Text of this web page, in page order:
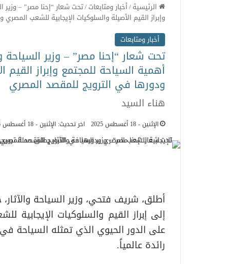
الرئيسية/أخبار ومتابعات/تحت شعار “إحنا مصر” – وزير
وإبراز القيم الأصيلة والسلوكيات الإيجابية للشعب
أخبار ومتابعات
تحت شعار “إحنا مصر” – وزير
أهمية السياحة للمجتمع وإبراز
ودورها في الترويج للمقصد المصري
هناء السيد
الإثنين - 18 أغسطس 2025 اخر تحديث: الإثنين - 18 أغسطس 2025
أطلق، شريف فتحي، وزير السياحة
إلى إبراز القيم والسلوكيات
على الدور الحيوي الذي تمثله السياحة
رائدة عالمياً.